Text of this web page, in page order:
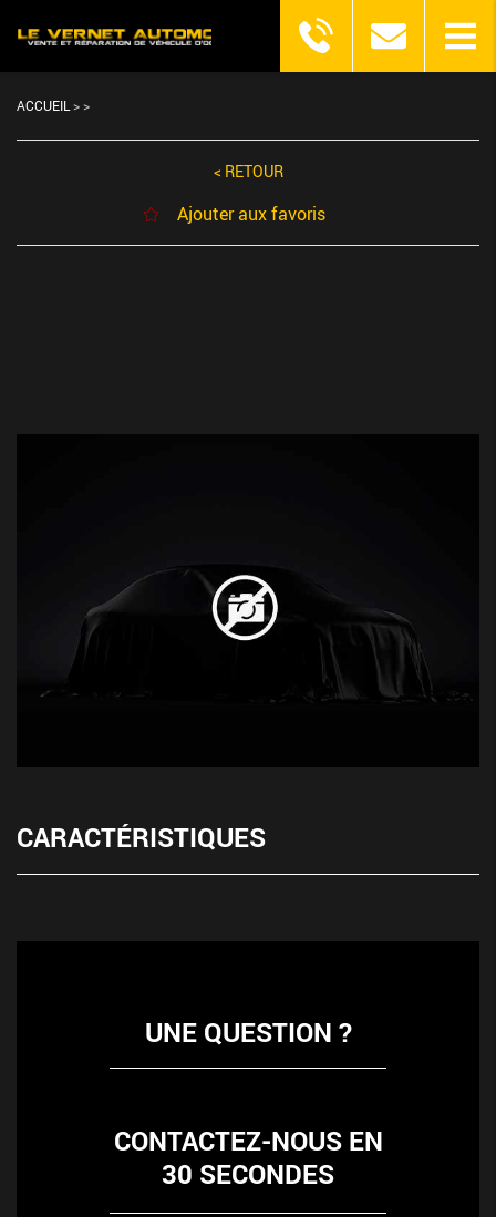
ACCUEIL >>
< RETOUR
Ajouter aux favoris
CARACTÉRISTIQUES
UNE QUESTION ?
CONTACTEZ-NOUS EN
30 SECONDES